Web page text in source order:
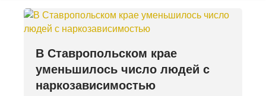
В Ставропольском крае
уменьшилось число людей с
наркозависимостью